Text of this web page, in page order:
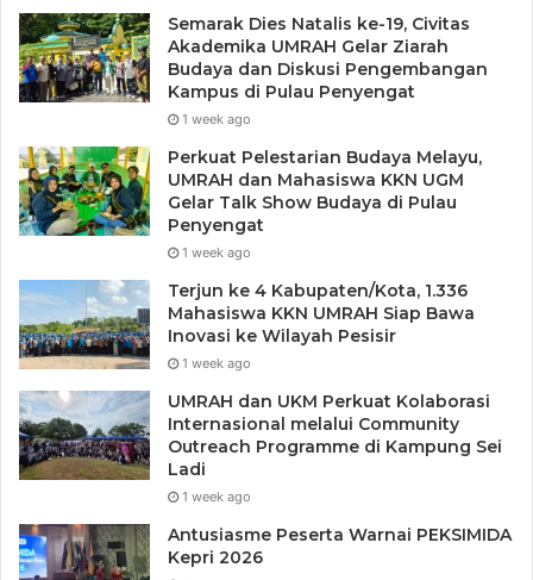
Semarak Dies Natalis ke-19, Civitas
Akademika UMRAH Gelar Ziarah
Budaya dan Diskusi Pengembangan
Kampus di Pulau Penyengat
1 week ago
Perkuat Pelestarian Budaya Melayu,
UMRAH dan Mahasiswa KKN UGM
Gelar Talk Show Budaya di Pulau
Penyengat
1 week ago
Terjun ke 4 Kabupaten/Kota, 1.336
Mahasiswa KKN UMRAH Siap Bawa
Inovasi ke Wilayah Pesisir
1 week ago
UMRAH dan UKM Perkuat Kolaborasi
Internasional melalui Community
Outreach Programme di Kampung Sei
Ladi
1 week ago
Antusiasme Peserta Warnai PEKSIMIDA
Kepri 2026